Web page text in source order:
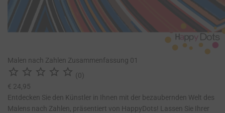
Malen nach Zahlen Zusammenfassung 01
     (0)
€ 24,95
Entdecken Sie den Künstler in Ihnen mit der bezaubernden Welt des
Malens nach Zahlen, präsentiert von HappyDots! Lassen Sie Ihrer